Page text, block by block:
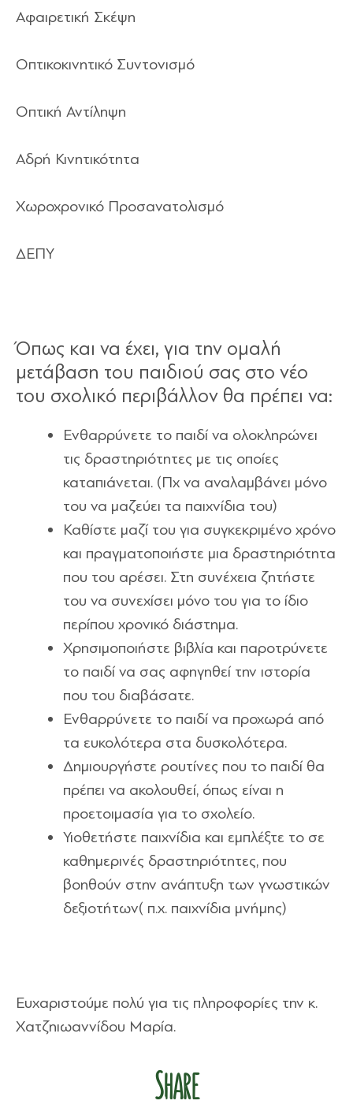
Αφαιρετική Σκέψη
Οπτικοκινητικό Συντονισμό
Οπτική Αντίληψη
Αδρή Κινητικότητα
Χωροχρονικό Προσανατολισμό
ΔΕΠΥ
Όπως και να έχει, για την ομαλή
μετάβαση του παιδιού σας στο νέο
του σχολικό περιβάλλον θα πρέπει να:
Ενθαρρύνετε το παιδί να ολοκληρώνει
τις δραστηριότητες με τις οποίες
καταπιάνεται. (Πχ να αναλαμβάνει μόνο
του να μαζεύει τα παιχνίδια του)
Καθίστε μαζί του για συγκεκριμένο χρόνο
και πραγματοποιήστε μια δραστηριότητα
που του αρέσει. Στη συνέχεια ζητήστε
του να συνεχίσει μόνο του για το ίδιο
περίπου χρονικό διάστημα.
Xρησιμοποιήστε βιβλία και παροτρύνετε
το παιδί να σας αφηγηθεί την ιστορία
που του διαβάσατε.
Ενθαρρύνετε το παιδί να προχωρά από
τα ευκολότερα στα δυσκολότερα.
Δημιουργήστε ρουτίνες που το παιδί θα
πρέπει να ακολουθεί, όπως είναι η
προετοιμασία για το σχολείο.
Υιοθετήστε παιχνίδια και εμπλέξτε το σε
καθημερινές δραστηριότητες, που
βοηθούν στην ανάπτυξη των γνωστικών
δεξιοτήτων( π.χ. παιχνίδια μνήμης)
Ευχαριστούμε πολύ για τις πληροφορίες την κ.
Χατζηιωαννίδου Μαρία.
Share